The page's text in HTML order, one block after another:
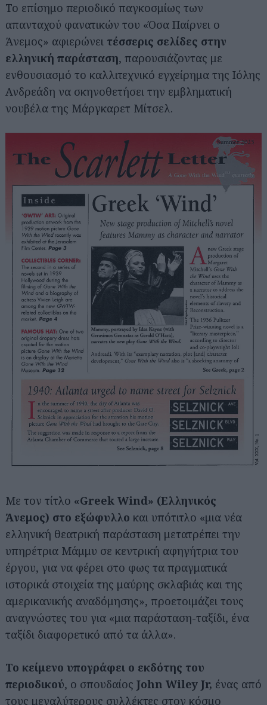
Το επίσημο περιοδικό παγκοσμίως των
απανταχού φανατικών του «Όσα Παίρνει ο
Άνεμος» αφιερώνει τέσσερις σελίδες στην
ελληνική παράσταση, παρουσιάζοντας με
ενθουσιασμό το καλλιτεχνικό εγχείρημα της Ιόλης
Ανδρεάδη να σκηνοθετήσει την εμβληματική
νουβέλα της Μάργκαρετ Μίτσελ.
Με τον τίτλο «Greek Wind» (Ελληνικός
Άνεμος) στο εξώφυλλο και υπότιτλο «μια νέα
ελληνική θεατρική παράσταση μετατρέπει την
υπηρέτρια Μάμμυ σε κεντρική αφηγήτρια του
έργου, για να φέρει στο φως τα πραγματικά
ιστορικά στοιχεία της μαύρης σκλαβιάς και της
αμερικανικής αναδόμησης», προετοιμάζει τους
αναγνώστες του για «μια παράσταση-ταξίδι, ένα
ταξίδι διαφορετικό από τα άλλα».
Το κείμενο υπογράφει ο εκδότης του
περιοδικού, ο σπουδαίος John Wiley Jr, ένας από
τους μεγαλύτερους συλλέκτες στον κόσμο